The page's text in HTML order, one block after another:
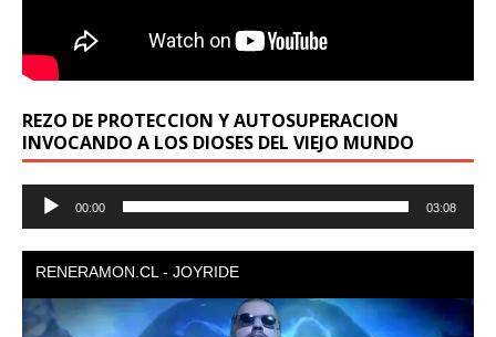
REZO DE PROTECCION Y AUTOSUPERACION
INVOCANDO A LOS DIOSES DEL VIEJO MUNDO
Reproductor
00:00 03:08